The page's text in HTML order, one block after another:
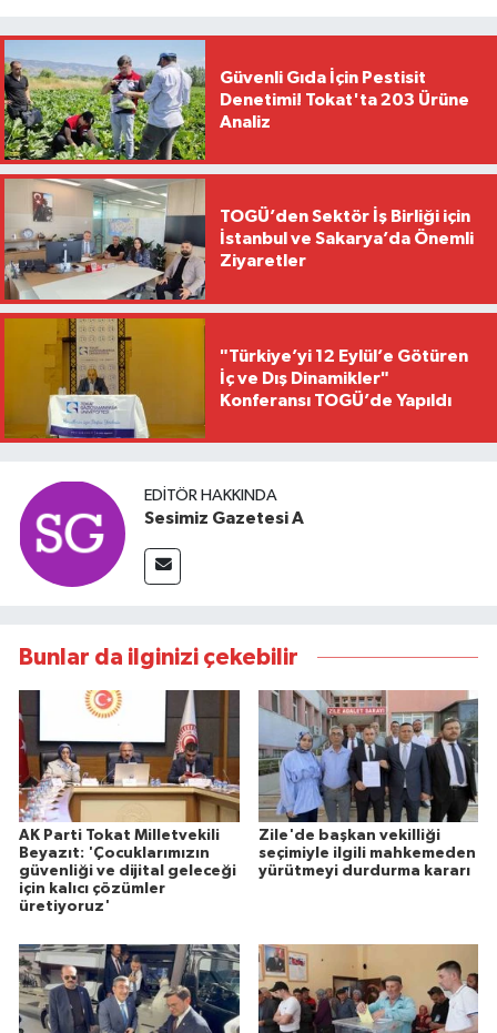
Güvenli Gıda İçin Pestisit
Denetimi! Tokat'ta 203 Ürüne
Analiz
TOGÜ’den Sektör İş Birliği için
İstanbul ve Sakarya’da Önemli
Ziyaretler
"Türkiye’yi 12 Eylül’e Götüren
İç ve Dış Dinamikler"
Konferansı TOGÜ’de Yapıldı
EDITÖR HAKKINDA
Sesimiz Gazetesi A
Bunlar da ilginizi çekebilir
AK Parti Tokat Milletvekili
Beyazıt: 'Çocuklarımızın
güvenliği ve dijital geleceği
için kalıcı çözümler
üretiyoruz'
Zile'de başkan vekilliği
seçimiyle ilgili mahkemeden
yürütmeyi durdurma kararı